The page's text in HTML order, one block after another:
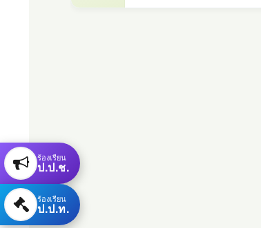
ร้องเรียน
ป.ป.ช.
ร้องเรียน
ป.ป.ท.